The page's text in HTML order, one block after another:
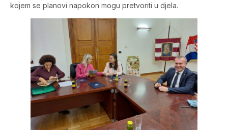
kojem se planovi napokon mogu pretvoriti u djela.